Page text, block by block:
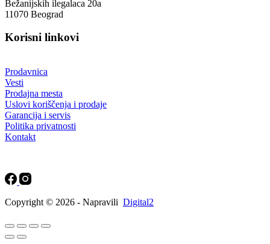
Bežanijskih ilegalaca 20a
11070 Beograd
Korisni linkovi
Prodavnica
Vesti
Prodajna mesta
Uslovi koriščenja i prodaje
Garancija i servis
Politika privatnosti
Kontakt
Copyright © 2026 - Napravili Digital2